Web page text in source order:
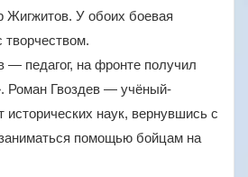
Жигжитов. У обоих боевая
творчеством.
— педагог, на фронте получил
Роман Гвоздев — учёный-
исторических наук, вернувшись с
помощью бойцам на